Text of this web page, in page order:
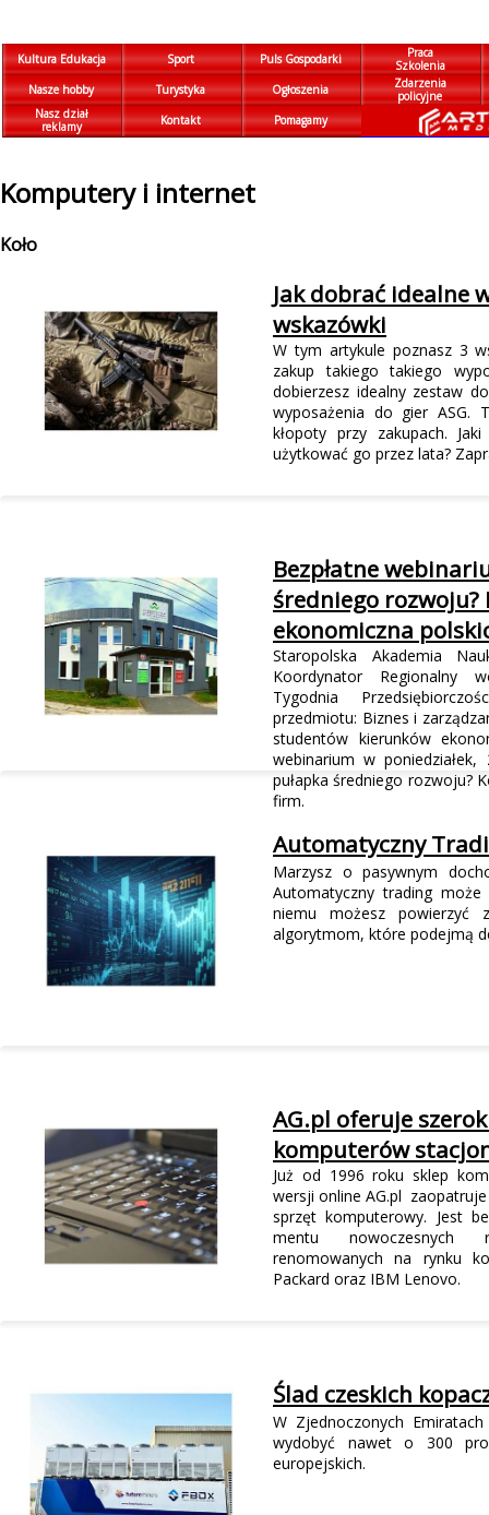
Kultura Edukacja Sport Puls Gospodarki
Praca
Szkolenia
Nasze hobby
Turystyka Ogłoszenia
Zdarzenia
policyjne
Nasz dział
reklamy
Kontakt Pomagamy
Komputery i internet
Koło
Jak dobrać idealne
wskazówki
W tym artykule poznasz 3
zakup takiego takiego
dobierzesz idealny zestaw
wyposażenia do gier ASG.
kłopoty przy zakupach.
użytkować go przez lata?
Bezpłatne
średniego rozwoju?
ekonomiczna
Staropolska Akademia
Koordynator Regionalny
Tygodnia
przedmiotu: Biznes i
studentów kierunków
webinarium w
pułapka średniego rozwoju?
firm.
Automatyczny
Marzysz o pasywnym
Automatyczny trading
niemu możesz powierzyć
algorytmom, które podejmą
AG.pl oferuje
komputerów
Już od 1996 roku sklep
wersji online AG.pl
sprzęt komputerowy. Jest
mentu nowoczesnych
renomowanych na rynku
Packard oraz IBM Lenovo.
Ślad czeskich
W Zjednoczonych
wydobyć nawet o 300
europejskich.